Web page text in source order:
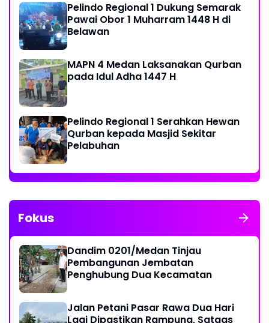
Pelindo Regional 1 Dukung Semarak
Pawai Obor 1 Muharram 1448 H di
Belawan
MAPN 4 Medan Laksanakan Qurban
pada Idul Adha 1447 H
Pelindo Regional 1 Serahkan Hewan
Qurban kepada Masjid Sekitar
Pelabuhan
Fokus
Dandim 0201/Medan Tinjau
Pembangunan Jembatan
Penghubung Dua Kecamatan
Jalan Petani Pasar Rawa Dua Hari
Lagi Dipastikan Rampung, Satgas